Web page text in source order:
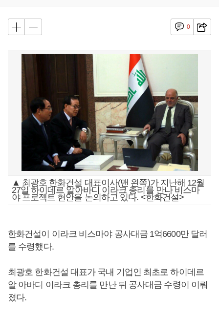
0
▲ 최광호 한화건설 대표이사(맨 왼쪽)가 지난해 12월
27일 하이데르 알아바디 이라크 총리를 만나 비스마
야 프로젝트 현안을 논의하고 있다. <한화건설>
한화건설이 이라크 비스마야 공사대금 1억6600만 달러
를 수령했다.
최광호 한화건설 대표가 국내 기업인 최초로 하이데르
알 아바디 이라크 총리를 만난 뒤 공사대금 수령이 이뤄
졌다.